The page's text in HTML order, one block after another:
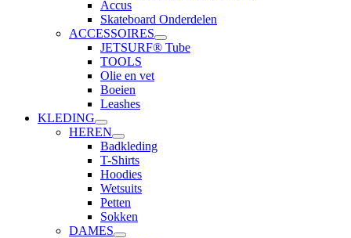
Accus
Skateboard Onderdelen
ACCESSOIRES
JETSURF® Tube
TOOLS
Olie en vet
Boeien
Leashes
KLEDING
HEREN
Badkleding
T-Shirts
Hoodies
Wetsuits
Petten
Sokken
DAMES